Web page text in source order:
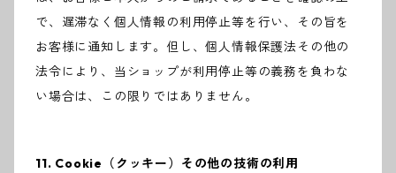
で、遅滞なく個人情報の利用停止等を行い、その旨を
お客様に通知します。但し、個人情報保護法その他の
法令により、当ショップが利用停止等の義務を負わな
い場合は、この限りではありません。
11. Cookie（クッキー）その他の技術の利用